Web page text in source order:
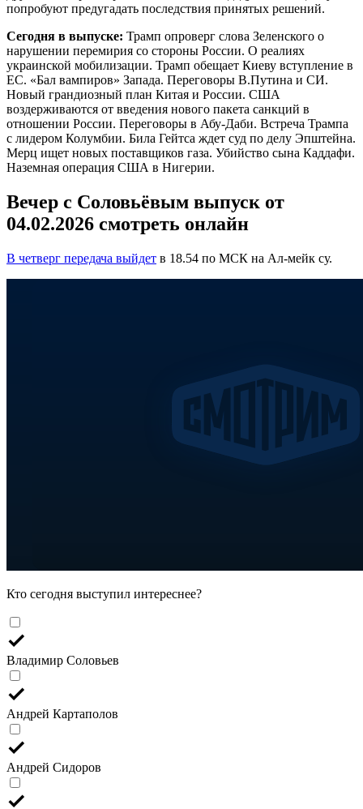
попробуют предугадать последствия принятых решений.
Сегодня в выпуске: Трамп опроверг слова Зеленского о
нарушении перемирия со стороны России. О реалиях
украинской мобилизации. Трамп обещает Киеву вступление в
ЕС. «Бал вампиров» Запада. Переговоры В.Путина и СИ.
Новый грандиозный план Китая и России. США
воздерживаются от введения нового пакета санкций в
отношении России. Переговоры в Абу-Даби. Встреча Трампа
с лидером Колумбии. Била Гейтса ждет суд по делу Эпштейна.
Мерц ищет новых поставщиков газа. Убийство сына Каддафи.
Наземная операция США в Нигерии.
Вечер с Соловьёвым выпуск от
04.02.2026 смотреть онлайн
В четверг передача выйдет в 18.54 по МСК на Ал-мейк су.
Кто сегодня выступил интереснее?
Владимир Соловьев
Андрей Картаполов
Андрей Сидоров